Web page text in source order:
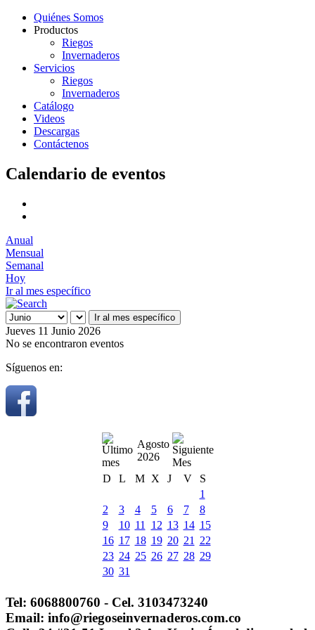
Quiénes Somos
Productos
Riegos
Invernaderos
Servicios
Riegos
Invernaderos
Catálogo
Videos
Descargas
Contáctenos
Calendario de eventos
Anual
Mensual
Semanal
Hoy
Ir al mes específico
Ir al mes específico
Jueves 11 Junio 2026
No se encontraron eventos
Síguenos en:
Agosto
2026
D
L M X J V
S
1
2
3 4 5 6 7
8
9
10 11 12 13 14 15
16 17 18 19 20 21
22
23 24 25 26 27 28 29
30 31
Tel: 6068800760 - Cel. 3103473240
Email: info@riegoseinvernaderos.com.co